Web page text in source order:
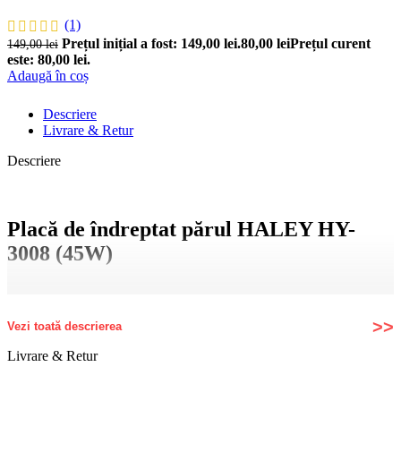
(1)
149,00lei Prețul inițial a fost: 149,00 lei.80,00 leiPrețul curent
este: 80,00 lei.
Adaugă în coș
Descriere
Livrare & Retur
Descriere
Placă de îndreptat părul HALEY HY-
3008 (45W)
pentru utilizarea zilnică, acasă sau în călătorii.
Vezi toată descrierea
Livrare & Retur